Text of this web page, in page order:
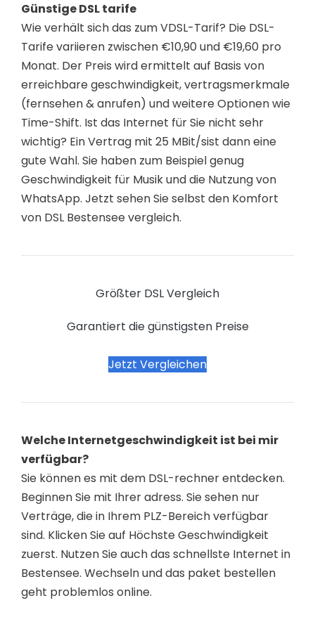
Günstige DSL tarife
Wie verhält sich das zum VDSL-Tarif? Die DSL-
Tarife variieren zwischen €10,90 und €19,60 pro
Monat. Der Preis wird ermittelt auf Basis von
erreichbare geschwindigkeit, vertragsmerkmale
(fernsehen & anrufen) und weitere Optionen wie
Time-Shift. Ist das Internet für Sie nicht sehr
wichtig? Ein Vertrag mit 25 MBit/sist dann eine
gute Wahl. Sie haben zum Beispiel genug
Geschwindigkeit für Musik und die Nutzung von
WhatsApp. Jetzt sehen Sie selbst den Komfort
von DSL Bestensee vergleich.
Größter DSL Vergleich
Garantiert die günstigsten Preise
Jetzt Vergleichen
Welche Internetgeschwindigkeit ist bei mir
verfügbar?
Sie können es mit dem DSL-rechner entdecken.
Beginnen Sie mit Ihrer adress. Sie sehen nur
Verträge, die in Ihrem PLZ-Bereich verfügbar
sind. Klicken Sie auf Höchste Geschwindigkeit
zuerst. Nutzen Sie auch das schnellste Internet in
Bestensee. Wechseln und das paket bestellen
geht problemlos online.